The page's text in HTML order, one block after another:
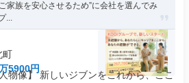
家族を安心させるため”に会社を選んでみ
...
町
5900円
物像】 新しいジブンをこれから、ここ